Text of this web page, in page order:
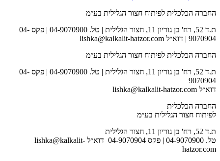
החברה הכלכלית לפיתוח חצור הגלילית בע״מ
ת.ד 52, רח' בן גוריון 11, חצור הגלילית | טל. 04-9070900 | פקס 04-
9070904 | דוא״ל lishka@kalkalit-hatzor.com
החברה הכלכלית לפיתוח חצור הגלילית בע״מ
ת.ד 52, רח' בן גוריון 11, חצור הגלילית | טל. 04-9070900 | פקס 04-
9070904
דוא״ל lishka@kalkalit-hatzor.com
החברה הכלכלית
לפיתוח חצור הגלילית בע״מ
ת.ד 52, רח' בן גוריון 11, חצור הגלילית
טל. 04-9070900 | פקס 04-9070904 דוא״ל lishka@kalkalit-
hatzor.com